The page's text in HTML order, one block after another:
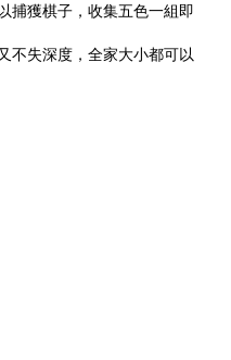
捕獲棋子，收集五色一組即
不失深度，全家大小都可以